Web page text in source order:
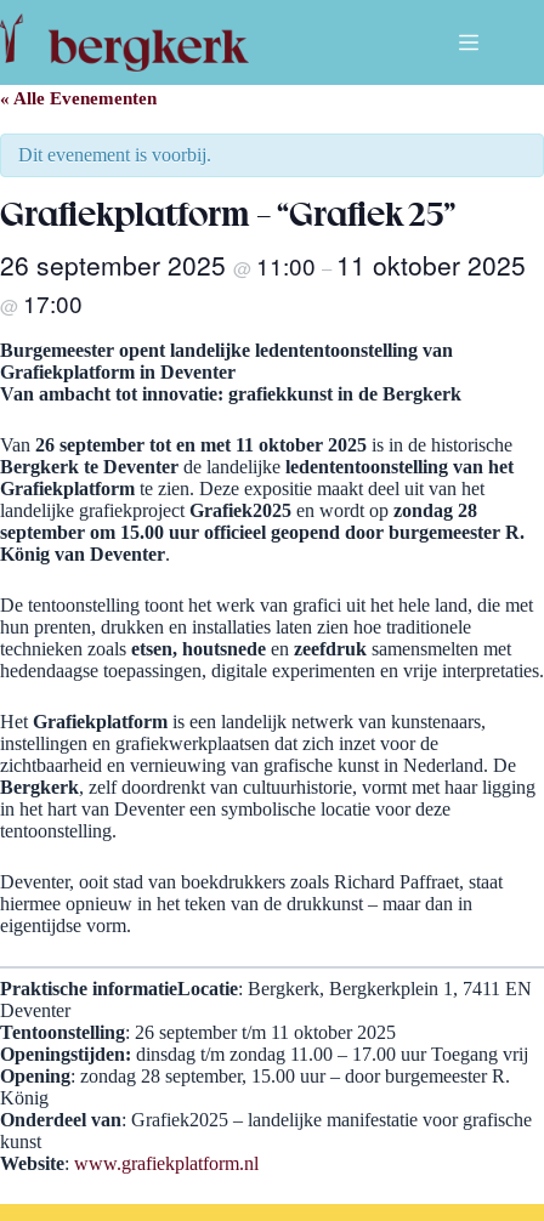
Ga
naar
de
« Alle Evenementen
Dit evenement is voorbij.
Grafiekplatform – “Grafiek 25”
26 september 2025 @ 11:00 – 11 oktober 2025
@ 17:00
Burgemeester opent landelijke ledententoonstelling van
Grafiekplatform in Deventer
Van ambacht tot innovatie: grafiekkunst in de Bergkerk
Van 26 september tot en met 11 oktober 2025 is in de historische
Bergkerk te Deventer de landelijke ledententoonstelling van het
Grafiekplatform te zien. Deze expositie maakt deel uit van het
landelijke grafiekproject Grafiek2025 en wordt op zondag 28
september om 15.00 uur officieel geopend door burgemeester R.
König van Deventer.
De tentoonstelling toont het werk van grafici uit het hele land, die met
hun prenten, drukken en installaties laten zien hoe traditionele
technieken zoals etsen, houtsnede en zeefdruk samensmelten met
hedendaagse toepassingen, digitale experimenten en vrije interpretaties.
Het Grafiekplatform is een landelijk netwerk van kunstenaars,
instellingen en grafiekwerkplaatsen dat zich inzet voor de
zichtbaarheid en vernieuwing van grafische kunst in Nederland. De
Bergkerk, zelf doordrenkt van cultuurhistorie, vormt met haar ligging
in het hart van Deventer een symbolische locatie voor deze
tentoonstelling.
Deventer, ooit stad van boekdrukkers zoals Richard Paffraet, staat
hiermee opnieuw in het teken van de drukkunst – maar dan in
eigentijdse vorm.
Praktische informatieLocatie: Bergkerk, Bergkerkplein 1, 7411 EN
Deventer
Tentoonstelling: 26 september t/m 11 oktober 2025
Openingstijden: dinsdag t/m zondag 11.00 – 17.00 uur Toegang vrij
Opening: zondag 28 september, 15.00 uur – door burgemeester R.
König
Onderdeel van: Grafiek2025 – landelijke manifestatie voor grafische
kunst
Website: www.grafiekplatform.nl